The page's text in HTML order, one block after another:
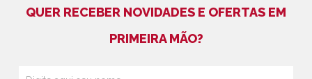
QUER RECEBER NOVIDADES E OFERTAS EM
PRIMEIRA MÃO?